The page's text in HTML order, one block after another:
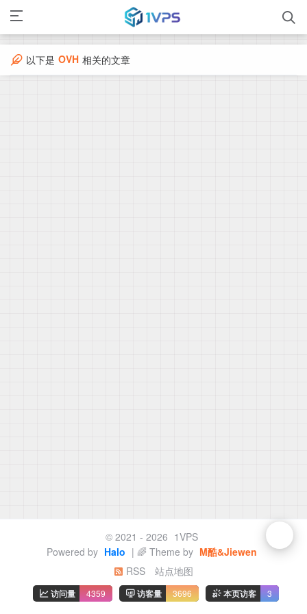
以下是 OVH 相关的文章
© 2021 - 2026 1VPS
Powered by Halo | 🌈 Theme by M酷&Jiewen
RSS
站点地图
访问量 4359 访客量 3696 本页访客 3